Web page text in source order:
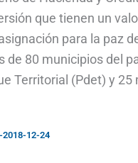
que tienen un
para la paz
80 municipios del
Territorial (Pdet) y
-2018-12-24